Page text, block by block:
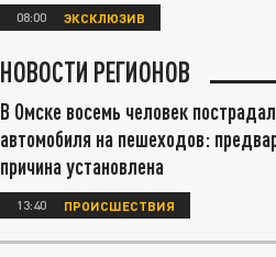
08:00 ЭКСКЛЮЗИВ
НОВОСТИ РЕГИОНОВ
В Омске восемь человек
автомобиля на пешеходов:
причина установлена
13:40 ПРОИСШЕСТВИЯ